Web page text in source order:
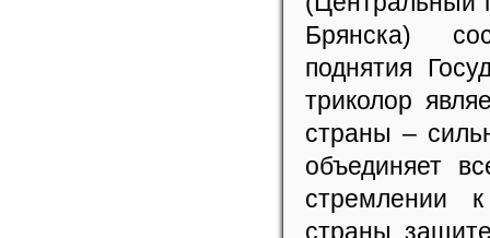
Брянска)
поднятия
триколор
страны –
объединяет
стремлении
страны,